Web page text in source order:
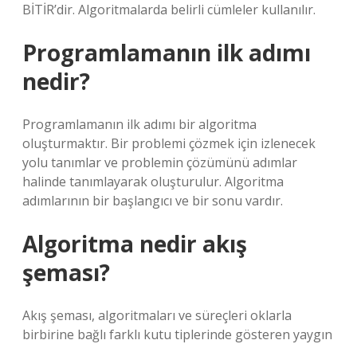
BİTİR’dir. Algoritmalarda belirli cümleler kullanılır.
Programlamanın ilk adımı
nedir?
Programlamanın ilk adımı bir algoritma
oluşturmaktır. Bir problemi çözmek için izlenecek
yolu tanımlar ve problemin çözümünü adımlar
halinde tanımlayarak oluşturulur. Algoritma
adımlarının bir başlangıcı ve bir sonu vardır.
Algoritma nedir akış
şeması?
Akış şeması, algoritmaları ve süreçleri oklarla
birbirine bağlı farklı kutu tiplerinde gösteren yaygın